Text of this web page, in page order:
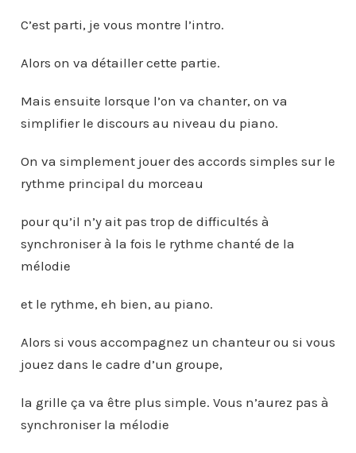
C’est parti, je vous montre l’intro.
Alors on va détailler cette partie.
Mais ensuite lorsque l’on va chanter, on va
simplifier le discours au niveau du piano.
On va simplement jouer des accords simples sur le
rythme principal du morceau
pour qu’il n’y ait pas trop de difficultés à
synchroniser à la fois le rythme chanté de la
mélodie
et le rythme, eh bien, au piano.
Alors si vous accompagnez un chanteur ou si vous
jouez dans le cadre d’un groupe,
la grille ça va être plus simple. Vous n’aurez pas à
synchroniser la mélodie